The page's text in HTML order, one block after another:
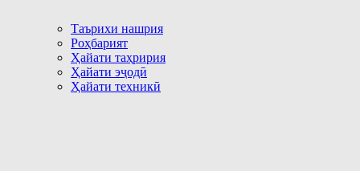
Таърихи нашрия
Роҳбарият
Ҳайати таҳририя
Ҳайати эҷодӣ
Ҳайати техникӣ